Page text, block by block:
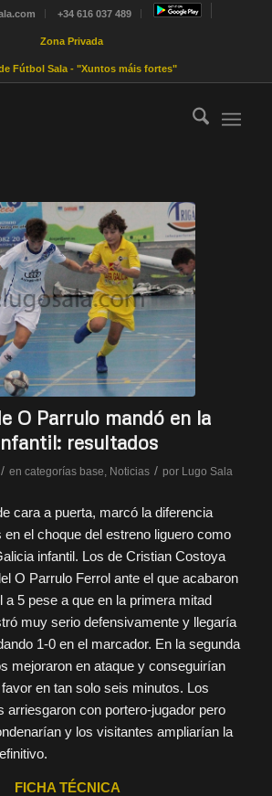
+34 616 037 489
Zona Privada
Fútbol Sala - "Xuntos máis fortes"
O Parrulo mandó en la
resultados
/ en categorías base, Noticias / por Lugo Sala
cara a puerta, marcó la diferencia
el choque del estreno liguero como
infantil. Los de Cristian Costoya
O Parrulo Ferrol ante el que acabaron
a 5 pese a que en la primera mitad
muy serio defensivamente y llegaría
1-0 en el marcador. En la segunda
mejoraron en ataque y conseguirían
en tan solo seis minutos. Los
arriesgaron con portero-jugador pero
y los visitantes ampliarían la
FICHA TÉCNICA